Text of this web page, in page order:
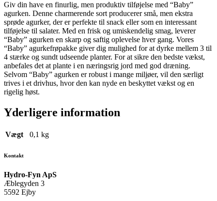
Giv din have en finurlig, men produktiv tilføjelse med “Baby”
agurken. Denne charmerende sort producerer små, men ekstra
sprøde agurker, der er perfekte til snack eller som en interessant
tilføjelse til salater. Med en frisk og umiskendelig smag, leverer
“Baby” agurken en skarp og saftig oplevelse hver gang. Vores
“Baby” agurkefrøpakke giver dig mulighed for at dyrke mellem 3 til
4 stærke og sundt udseende planter. For at sikre den bedste vækst,
anbefales det at plante i en næringsrig jord med god dræning.
Selvom “Baby” agurken er robust i mange miljøer, vil den særligt
trives i et drivhus, hvor den kan nyde en beskyttet vækst og en
rigelig høst.
Yderligere information
Vægt 0,1 kg
Kontakt
Hydro-Fyn ApS
Æblegyden 3
5592 Ejby